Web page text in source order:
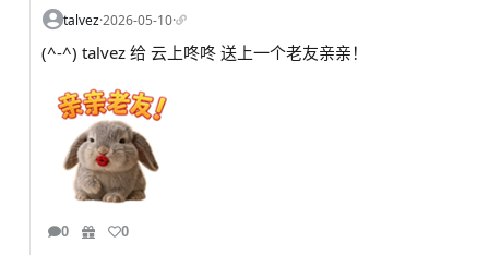
talvez·2026-05-10·
(^-^) talvez 给 云上咚咚 送上一个老友亲亲！
0 0